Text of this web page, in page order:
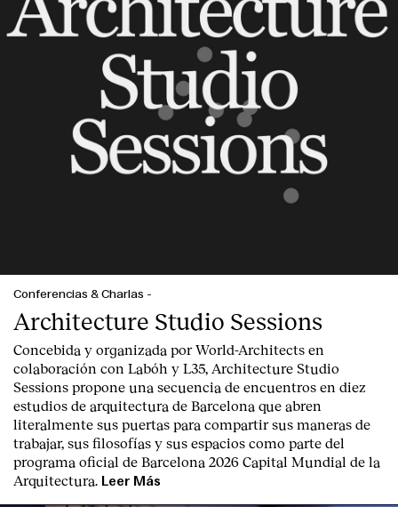
Conferencias & Charlas -
Architecture Studio Sessions
Concebida y organizada por World-Architects en
colaboración con Labóh y L35, Architecture Studio
Sessions propone una secuencia de encuentros en diez
estudios de arquitectura de Barcelona que abren
literalmente sus puertas para compartir sus maneras de
trabajar, sus filosofías y sus espacios como parte del
programa oficial de Barcelona 2026 Capital Mundial de la
Arquitectura. Leer Más